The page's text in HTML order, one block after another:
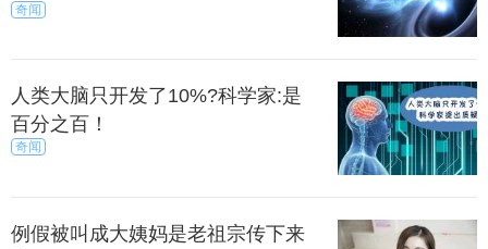
奇闻
人类大脑只开发了10%?科学家:是
百分之百！
奇闻
例假被叫成大姨妈是老祖宗传下来